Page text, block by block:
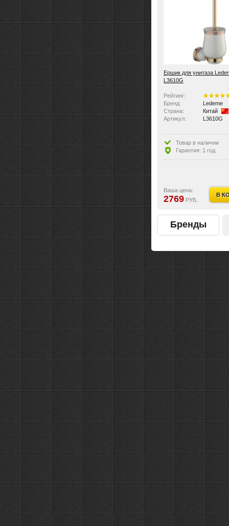
Ершик для унитаза
L3610G
Рейтинг:
Бренд:
Ledeme
Страна:
Китай
Артикул:
L3610G
Товар в наличии
Гарантия: 1 год
Ваша цена:
2769 РУБ.
В
Бренды